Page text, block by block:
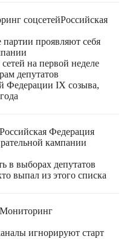
соцсетейРоссийская
партии проявляют себя
на первой неделе
депутатов
Федерации IX созыва,
Российская Федерация
кампании
в выборах депутатов
выпал из этого списка
Мониторинг
игнорируют старт